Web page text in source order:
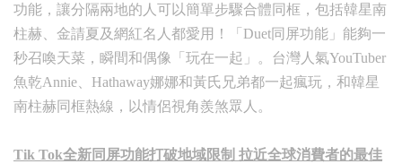
功能，讓分隔兩地的人可以簡單步驟合體同框，包括韓星南
柱赫、金請夏及網紅名人都愛用！「 Duet同屏功能」能夠一
秒召喚天菜，瞬間和偶像「玩在一起」。台灣人氣YouTuber
魚乾Annie、Hathaway娜娜和黃氏兄弟都一起瘋玩，和韓星
南柱赫同框熱線，以情侶視角羨煞眾人。
Tik Tok全新同屏功能打破地域限制 拉近全球消費者的最佳